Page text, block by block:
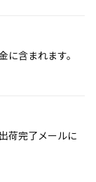
に含まれます。
荷完了メールに